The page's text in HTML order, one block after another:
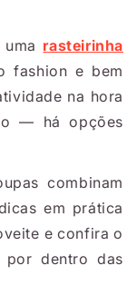
rasteirinha
fashion e bem
na hora
— há opções
combinam
em prática
e confira o
dentro das